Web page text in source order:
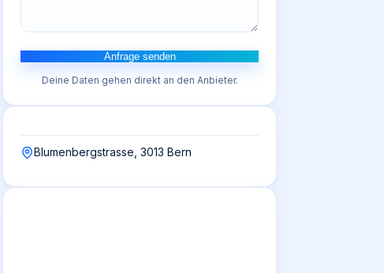
Anfrage senden
Deine Daten gehen direkt an den Anbieter.
Blumenbergstrasse, 3013 Bern